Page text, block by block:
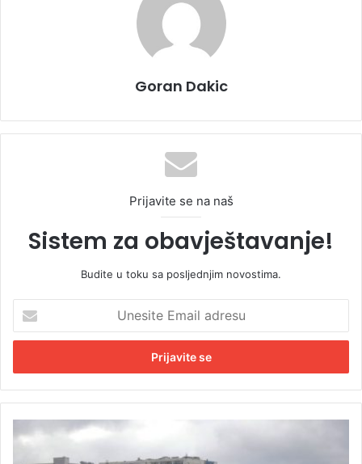
Goran Dakic
Prijavite se na naš
Sistem za obavještavanje!
Budite u toku sa posljednjim novostima.
e
i
t
m